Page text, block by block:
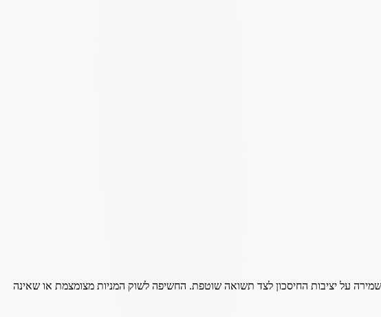
על יציבות החיסכון לצד תשואה שוטפת. החשיפה לשוק המניות מצומצמת או שאינה